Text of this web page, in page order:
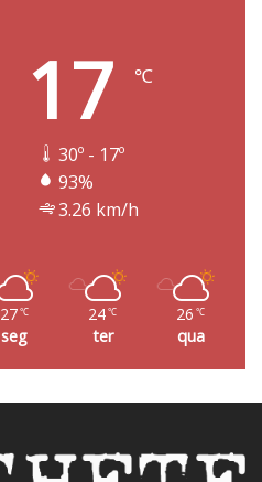
17 ℃
30º - 17º
93%
3.26 km/h
27℃
seg
24℃
ter
26 ℃
qua